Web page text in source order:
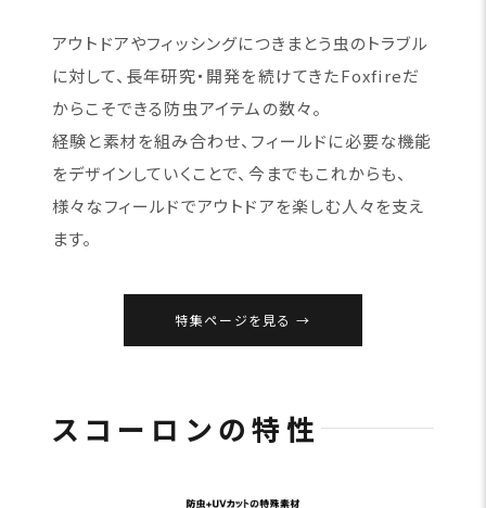
アウトドアやフィッシングにつきまとう虫のトラブル
に対して、長年研究・開発を続けてきたFoxfireだ
からこそできる防虫アイテムの数々。
経験と素材を組み合わせ、フィールドに必要な機能
をデザインしていくことで、今までもこれからも、
様々なフィールドでアウトドアを楽しむ人々を支え
ます。
特集ページを見る
スコーロンの特性